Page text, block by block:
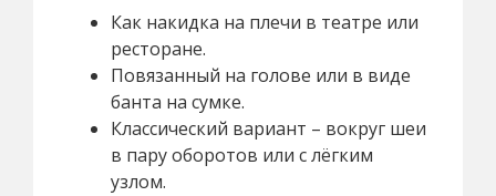
Как накидка на плечи в театре или
ресторане.
Повязанный на голове или в виде
банта на сумке.
Классический вариант – вокруг шеи
в пару оборотов или с лёгким
узлом.